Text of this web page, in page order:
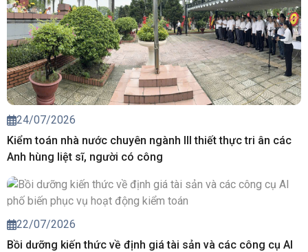
24/07/2026
Kiểm toán nhà nước chuyên ngành III thiết thực tri ân các
Anh hùng liệt sĩ, người có công
22/07/2026
Bồi dưỡng kiến thức về định giá tài sản và các công cụ AI